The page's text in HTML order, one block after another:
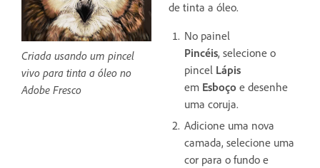
Criada usando um pincel
vivo para tinta a óleo no
Adobe Fresco
de tinta a óleo.
No painel
Pincéis, selecione o
pincel Lápis
em Esboço e desenhe
uma coruja.
Adicione uma nova
camada, selecione uma
cor para o fundo e